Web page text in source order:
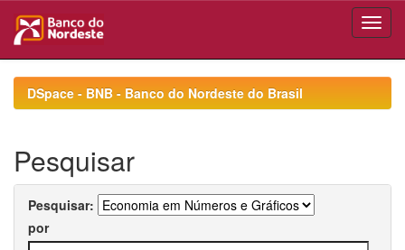
navigationDSpace - BNB - Banco do Nordeste do Brasil
Pesquisar
Pesquisar:
por